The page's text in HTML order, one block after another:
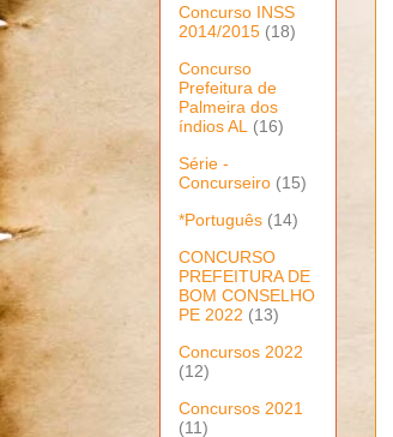
Concurso INSS
2014/2015 (18)
Concurso
Prefeitura de
Palmeira dos
índios AL
(16)
Série -
Concurseiro (15)
*Português (14)
CONCURSO
PREFEITURA DE
BOM CONSELHO
PE 2022 (13)
Concursos 2022
(12)
Concursos 2021
(11)